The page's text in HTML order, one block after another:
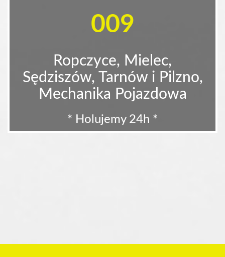
009
Ropczyce, Mielec,
Sędziszów, Tarnów i Pilzno,
Mechanika Pojazdowa
* Holujemy 24h *